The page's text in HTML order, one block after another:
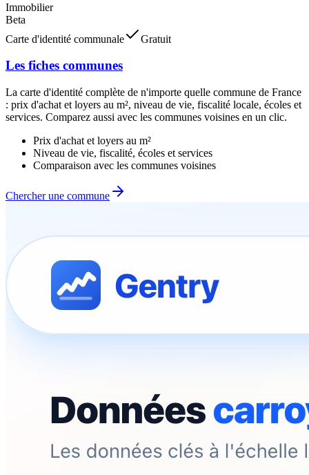
Immobilier
Beta
Carte d'identité communale
Gratuit
Les fiches communes
La carte d'identité complète de n'importe quelle commune de France
: prix d'achat et loyers au m², niveau de vie, fiscalité locale, écoles et
services. Comparez aussi avec les communes voisines en un clic.
Prix d'achat et loyers au m²
Niveau de vie, fiscalité, écoles et services
Comparaison avec les communes voisines
Chercher une commune